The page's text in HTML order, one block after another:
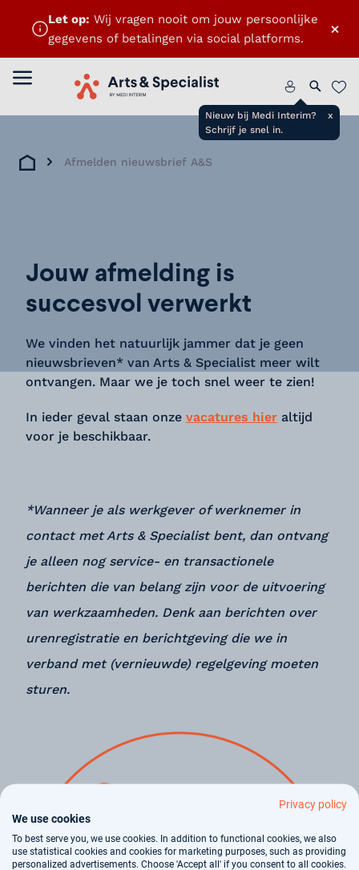
×
Let op: Wij vragen nooit om jouw persoonlijke
gegevens of betalingen via social platforms.
Menu openen
Home
Nieuw bij Medi Interim?
Schrijf je snel in.
x
Zoeken
Home
Afmelden nieuwsbrief A&S
Jouw afmelding is
succesvol verwerkt
We vinden het natuurlijk jammer dat je geen
nieuwsbrieven* van Arts & Specialist meer wilt
ontvangen. Maar we je toch snel weer te zien!
In ieder geval staan onze vacatures hier altijd
voor je beschikbaar.
*Wanneer je als werkgever of werknemer in
contact met Arts & Specialist bent, dan ontvang
je alleen nog service- en transactionele
berichten die van belang zijn voor de uitvoering
van werkzaamheden. Denk aan berichten over
urenregistratie en berichtgeving die we in
verband met (vernieuwde) regelgeving moeten
sturen.
Privacy policy
We use cookies
To best serve you, we use cookies. In addition to functional cookies, we also
use statistical cookies and cookies for marketing purposes, such as providing
personalized advertisements. Choose 'Accept all' if you consent to all cookies.